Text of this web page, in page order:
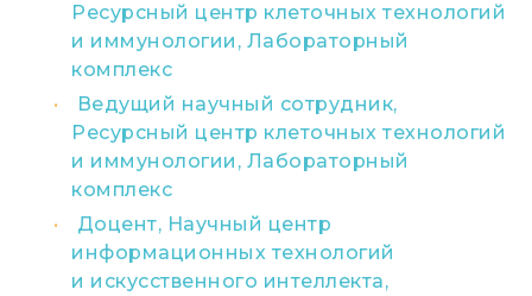
Ресурсный центр клеточных технологий
и иммунологии, Лабораторный
комплекс
Ведущий научный сотрудник,
Ресурсный центр клеточных технологий
и иммунологии, Лабораторный
комплекс
Доцент, Научный центр
информационных технологий
и искусственного интеллекта,